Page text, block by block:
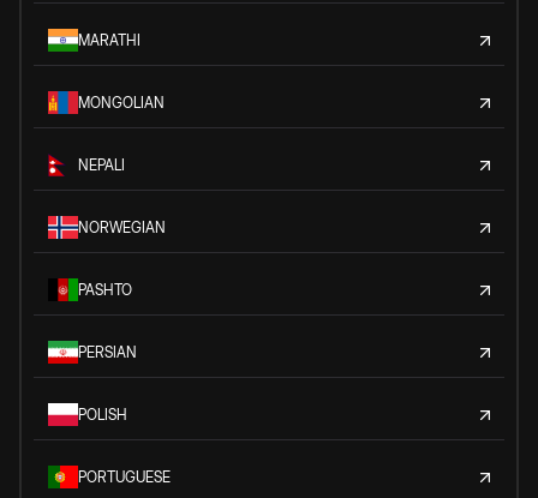
MARATHI
MONGOLIAN
NEPALI
NORWEGIAN
PASHTO
PERSIAN
POLISH
PORTUGUESE